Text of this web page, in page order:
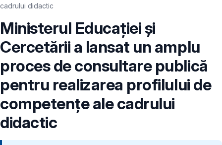
cadrului didactic
Ministerul Educației și
Cercetării a lansat un amplu
proces de consultare publică
pentru realizarea profilului de
competențe ale cadrului
didactic